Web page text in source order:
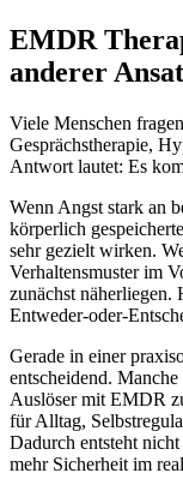
EMDR
anderer
Viele Menschen
Gesprächstherapie,
Antwort lautet: Es
Wenn Angst stark an
körperlich
sehr gezielt wirken.
Verhaltensmuster im
zunächst
Entweder-oder-
Gerade in einer
entscheidend.
Auslöser mit EMDR
für Alltag,
Dadurch entsteht
mehr Sicherheit im